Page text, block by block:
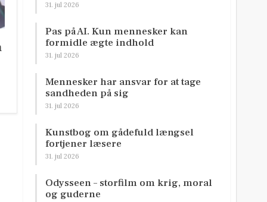
31. jul 2026
Pas på AI. Kun mennesker kan
formidle ægte indhold
31. jul 2026
Mennesker har ansvar for at tage
sandheden på sig
31. jul 2026
Kunstbog om gådefuld længsel
fortjener læsere
31. jul 2026
Odysseen – storfilm om krig, moral
og guderne